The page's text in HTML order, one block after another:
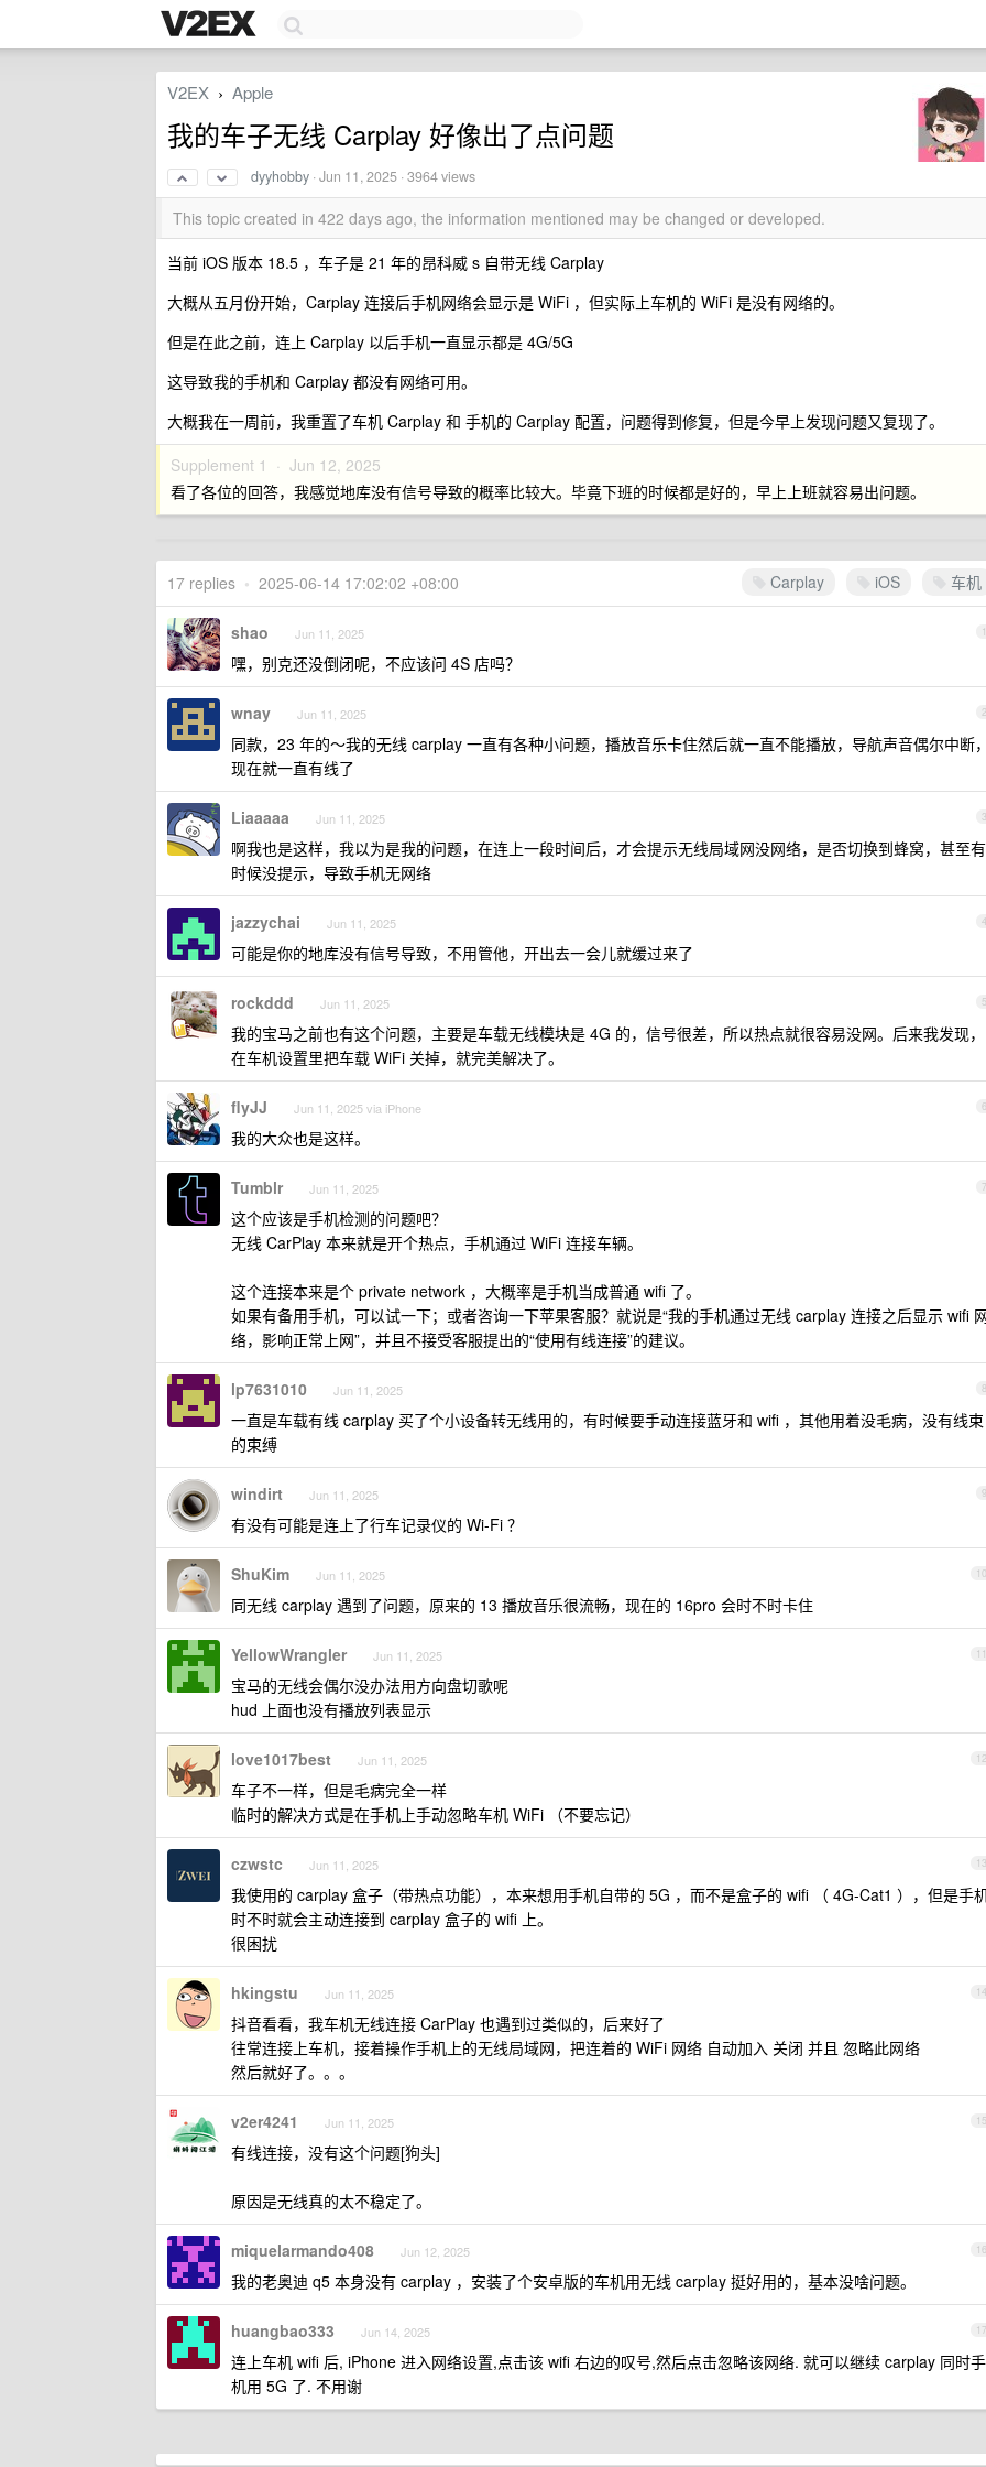
V2EX › Apple
我的车子无线 Carplay 好像出了点问题
dyyhobby ·Jun 11, 2025 · 3964 views
This topic created in 422 days ago, the information mentioned may be changed or developed.
当前 iOS 版本 18.5 ，车子是 21 年的昂科威 s 自带无线 Carplay
大概从五月份开始，Carplay 连接后手机网络会显示是 WiFi ，但实际上车机的 WiFi 是没有网络的。
但是在此之前，连上 Carplay 以后手机一直显示都是 4G/5G
这导致我的手机和 Carplay 都没有网络可用。
大概我在一周前，我重置了车机 Carplay 和 手机的 Carplay 配置，问题得到修复，但是今早上发现问题又复现了。
Supplement 1 · Jun 12, 2025
看了各位的回答，我感觉地库没有信号导致的概率比较大。毕竟下班的时候都是好的，早上上班就容易出问题。
Carplay iOS 车机
17 replies • 2025-06-14 17:02:02 +08:00
1
shao Jun 11, 2025
嘿，别克还没倒闭呢，不应该问 4S 店吗？
2
wnay Jun 11, 2025
同款，23 年的～我的无线 carplay 一直有各种小问题，播放音乐卡住然后就一直不能播放，导航声音偶尔中断，
现在就一直有线了
3
Liaaaaa Jun 11, 2025
啊我也是这样，我以为是我的问题，在连上一段时间后，才会提示无线局域网没网络，是否切换到蜂窝，甚至有
时候没提示，导致手机无网络
4
jazzychai Jun 11, 2025
可能是你的地库没有信号导致，不用管他，开出去一会儿就缓过来了
5
rockddd Jun 11, 2025
我的宝马之前也有这个问题，主要是车载无线模块是 4G 的，信号很差，所以热点就很容易没网。后来我发现，
在车机设置里把车载 WiFi 关掉，就完美解决了。
6
flyJJ Jun 11, 2025 via iPhone
我的大众也是这样。
7
Tumblr Jun 11, 2025
这个应该是手机检测的问题吧？
无线 CarPlay 本来就是开个热点，手机通过 WiFi 连接车辆。
这个连接本来是个 private network ，大概率是手机当成普通 wifi 了。
如果有备用手机，可以试一下；或者咨询一下苹果客服？就说是“我的手机通过无线 carplay 连接之后显示 wifi
络，影响正常上网”，并且不接受客服提出的“使用有线连接”的建议。
8
lp7631010 Jun 11, 2025
一直是车载有线 carplay 买了个小设备转无线用的，有时候要手动连接蓝牙和 wifi ，其他用着没毛病，没有线束
的束缚
9
windirt Jun 11, 2025
有没有可能是连上了行车记录仪的 Wi-Fi ？
10
ShuKim Jun 11, 2025
同无线 carplay 遇到了问题，原来的 13 播放音乐很流畅，现在的 16pro 会时不时卡住
11
YellowWrangler Jun 11, 2025
宝马的无线会偶尔没办法用方向盘切歌呢
hud 上面也没有播放列表显示
12
love1017best Jun 11, 2025
车子不一样，但是毛病完全一样
临时的解决方式是在手机上手动忽略车机 WiFi （不要忘记）
13
czwstc Jun 11, 2025
我使用的 carplay 盒子（带热点功能），本来想用手机自带的 5G ，而不是盒子的 wifi （ 4G-Cat1 ），但是手
时不时就会主动连接到 carplay 盒子的 wifi 上。
很困扰
14
hkingstu Jun 11, 2025
抖音看看，我车机无线连接 CarPlay 也遇到过类似的，后来好了
往常连接上车机，接着操作手机上的无线局域网，把连着的 WiFi 网络 自动加入 关闭 并且 忽略此网络
然后就好了。。。
15
v2er4241 Jun 11, 2025
有线连接，没有这个问题[狗头]
原因是无线真的太不稳定了。
16
miquelarmando408 Jun 12, 2025
我的老奥迪 q5 本身没有 carplay ，安装了个安卓版的车机用无线 carplay 挺好用的，基本没啥问题。
17
huangbao333 Jun 14, 2025
连上车机 wifi 后, iPhone 进入网络设置,点击该 wifi 右边的叹号,然后点击忽略该网络. 就可以继续 carplay 同时手
机用 5G 了. 不用谢